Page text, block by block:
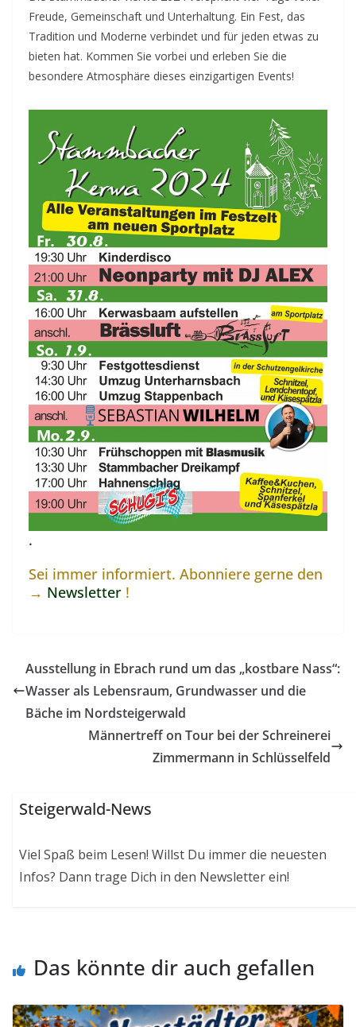
Freude, Gemeinschaft und Unterhaltung. Ein Fest, das
Tradition und Moderne verbindet und für jeden etwas zu
bieten hat. Kommen Sie vorbei und erleben Sie die
besondere Atmosphäre dieses einzigartigen Events!
.
Sei immer informiert. Abonniere gerne den
→ Newsletter !
Ausstellung in Ebrach rund um das „kostbare Nass“:
Wasser als Lebensraum, Grundwasser und die
Bäche im Nordsteigerwald
Männertreff on Tour bei der Schreinerei
Zimmermann in Schlüsselfeld
Steigerwald-News
Viel Spaß beim Lesen! Willst Du immer die neuesten
Infos? Dann trage Dich in den Newsletter ein!
Das könnte dir auch gefallen